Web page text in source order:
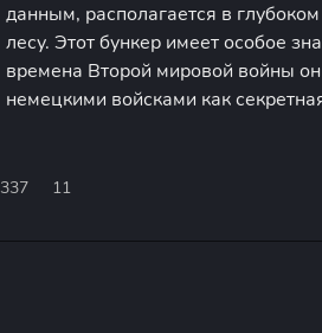
данным, располагается в
лесу. Этот бункер имеет особое
времена Второй мировой войны
немецкими войсками как
337 11